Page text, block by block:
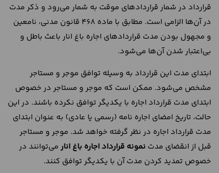
قرارداد در شمار قراردادهای موقت به شمار می‌رود و ذکر مدت
در آن‌ها الزامی است. مطابق با ماده 468 قانون مدنی، نامعین
و مجهول بودن مدت قراردادهای اجاره باغ انار باعث باطل و
بی‌اعتبار شدن آن‌ها می‌شود.
ابتدای مدت این قرارداد به وسیله توافق موجر و مستاجر
مشخص می‌شود. ممکن است که موجر و مستاجر در خصوص
ابتدای مدت قرارداد اجاره با یکدیگر توافق نکرده باشند. در این
حالت، تاریخ امضای اجاره نامه (رسمی یا عادی) به عنوان ابتدای
مدت قرارداد اجاره در نظر گرفته خواهد شد. موجر و مستاجر
قبل از انقضای مدت نمونه قرارداد اجاره باغ انار می‌توانند در
خصوص تمدید کردن مدت آن با یکدیگر توافق کنند.